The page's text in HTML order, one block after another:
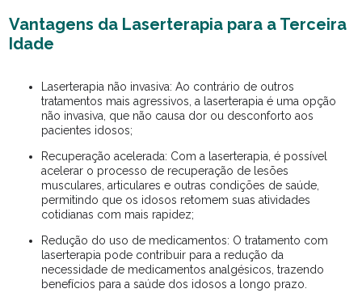
Vantagens da Laserterapia para a Terceira
Idade
Laserterapia não invasiva: Ao contrário de outros
tratamentos mais agressivos, a laserterapia é uma opção
não invasiva, que não causa dor ou desconforto aos
pacientes idosos;
Recuperação acelerada: Com a laserterapia, é possível
acelerar o processo de recuperação de lesões
musculares, articulares e outras condições de saúde,
permitindo que os idosos retomem suas atividades
cotidianas com mais rapidez;
Redução do uso de medicamentos: O tratamento com
laserterapia pode contribuir para a redução da
necessidade de medicamentos analgésicos, trazendo
benefícios para a saúde dos idosos a longo prazo.